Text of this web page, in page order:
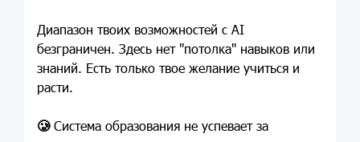
Диапазон твоих возможностей с AI
безграничен. Здесь нет "потолка" навыков или
знаний. Есть только твое желание учиться и
расти.
🥲Система образования не успевает за